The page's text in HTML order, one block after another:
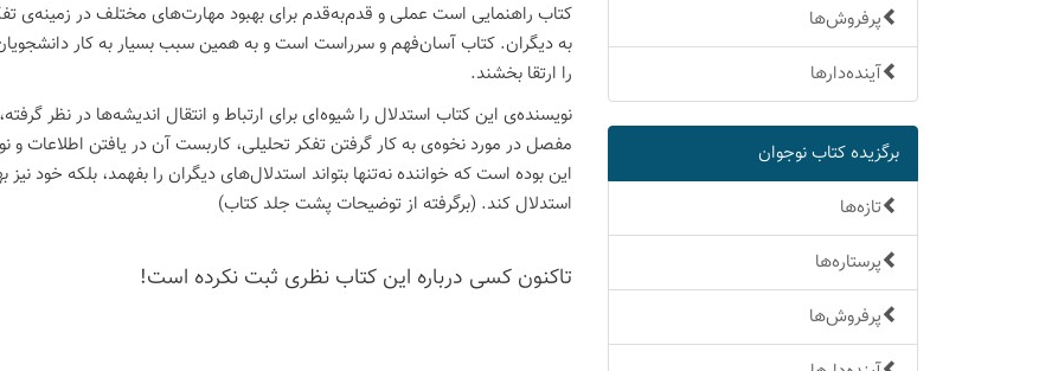
پرفروش‌ها
آینده‌دارها
برگزیده كتاب نوجوان
تازه‌ها
پرستاره‌ها
پرفروش‌ها
کتاب راهنمایی است عملی و قدم‌به‌قدم برای بهبود مهارت‌های مختلف در زمینه‌ی
به دیگران. کتاب آسان‌فهم و سرراست است و به همین سبب بسیار به کار
را ارتقا بخشند.
نویسنده‌ی این کتاب استدلال را شیوه‌ای برای ارتباط و انتقال اندیشه‌ها در نظر
مفصل در مورد نخوه‌ی به کار گرفتن تفکر تحلیلی، کاربست آن در یافتن
این بوده است که خواننده نه‌تنها بتواند استدلال‌های دیگران را بفهمد، بلکه
استدلال کند. (برگرفته از توضیحات پشت جلد کتاب)
تاكنون كسی درباره این كتاب نظری ثبت نكرده است!